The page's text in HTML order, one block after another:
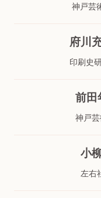
神戸芸
府川
印刷史
前田
神戸
小
左右